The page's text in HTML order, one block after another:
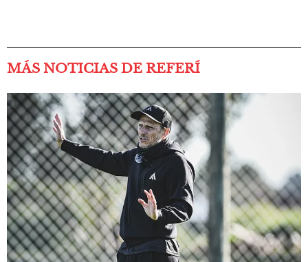
MÁS NOTICIAS DE REFERÍ